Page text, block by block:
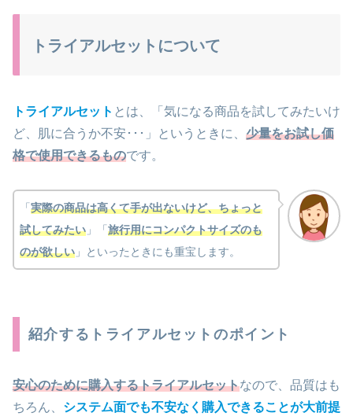
トライアルセットについて
トライアルセット とは、「気になる商品を試してみたいけ
ど、肌に合うか不安･･･」というときに、 少量をお試し価
格で使用できるものです。
「 実際の商品は高くて手が出ないけど、ちょっと
試してみたい 」「 旅行用にコンパクトサイズのも
のが欲しい 」といったときにも重宝します。
紹介するトライアルセットのポイント
安心のために購入するトライアルセットなので、品質はも
ちろん、 システム面でも不安なく購入できることが大前提